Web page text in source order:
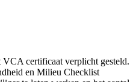
VCA certificaat verplicht gesteld.
en Milieu Checklist